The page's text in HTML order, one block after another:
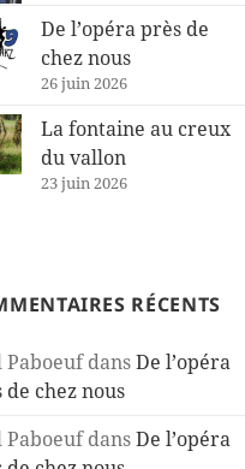
De l’opéra près de
chez nous
26 juin 2026
La fontaine au creux
du vallon
23 juin 2026
RÉCENTS
PaboeufdansDe l’opéra
de chez nous
PaboeufdansDe l’opéra